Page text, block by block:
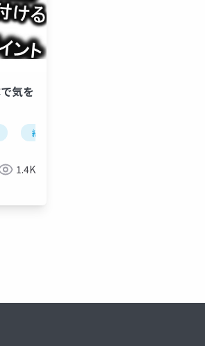
外路症状
気を
統合失調症
1.4K